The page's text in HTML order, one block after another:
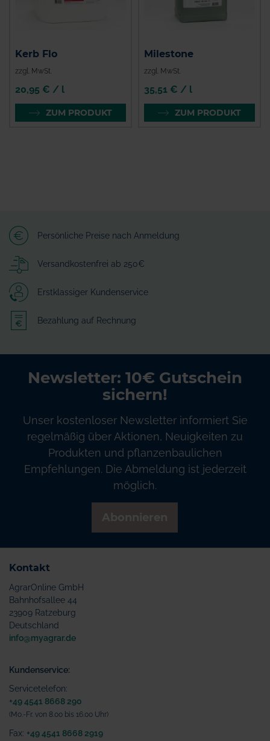
Kerb Flo
zzgl. MwSt.
20,95 € / l
ZUM PRODUKT
Milestone
zzgl. MwSt.
35,51 € / l
ZUM PRODUKT
Persönliche Preise nach Anmeldung
Versandkostenfrei ab 250€
Erstklassiger Kundenservice
Bezahlung auf Rechnung
Newsletter: 10€ Gutschein
sichern!
Unser kostenloser Newsletter informiert Sie
regelmäßig über Aktionen, Neuigkeiten zu
Produkten und pflanzenbaulichen
Empfehlungen. Die Abmeldung ist jederzeit
möglich.
Kontakt
AgrarOnline GmbH
Bahnhofsallee 44
23909 Ratzeburg
Deutschland
info@myagrar.de
Kundenservice:
Servicetelefon:
+49 4541 8668 290
(Mo.-Fr. von 8.00 bis 16.00 Uhr)
Fax: +49 4541 8668 2919